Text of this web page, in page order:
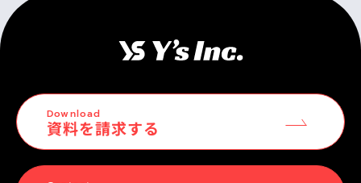
Download
資料を請求する